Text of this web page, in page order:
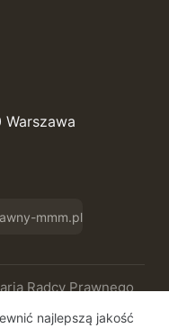
najlepszą jakość
Warszawa
mmm.pl
Radcy Prawnego